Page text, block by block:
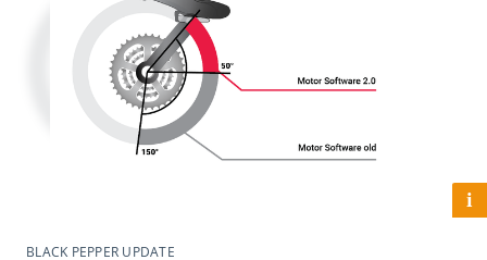
i
BLACK PEPPER UPDATE